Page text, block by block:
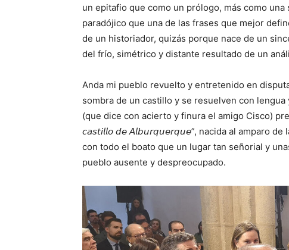
un epitafio que como un prólogo, más como
paradójico que una de las frases que mejor
de un historiador, quizás porque nace de un
del frío, simétrico y distante resultado de un
Anda mi pueblo revuelto y entretenido en
sombra de un castillo y se resuelven con
(que dice con acierto y finura el amigo Cisco)
𝘤𝘢𝘴𝘵𝘪𝘭𝘭𝘰 𝘥𝘦 𝘈𝘭𝘣𝘶𝘳𝘲𝘶𝘦𝘳𝘲𝘶𝘦”, nacida al amparo
con todo el boato que un lugar tan señorial y
pueblo ausente y despreocupado.